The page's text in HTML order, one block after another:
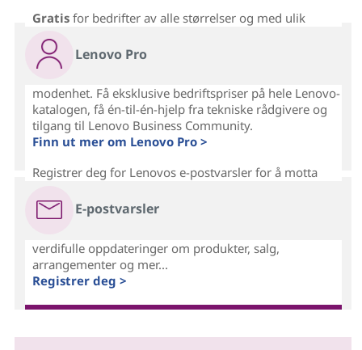
Lenovo Pro
Gratisfor bedrifter av alle størrelser og med ulik
modenhet. Få eksklusive bedriftspriser på hele Lenovo-
katalogen, få én-til-én-hjelp fra tekniske rådgivere og
tilgang til Lenovo Business Community.
Finn ut mer om Lenovo Pro >
E-postvarsler
Registrer deg for Lenovos e-postvarsler for å motta
verdifulle oppdateringer om produkter, salg,
arrangementer og mer...
Registrer deg >